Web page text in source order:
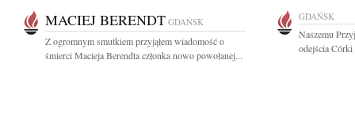
MACIEJ BERENDT GDAŃSK
Z ogromnym smutkiem przyjąłem wiadomość o
śmierci Macieja Berendta członka nowo powołanej...
GDAŃSK
Naszemu
odejścia Córki